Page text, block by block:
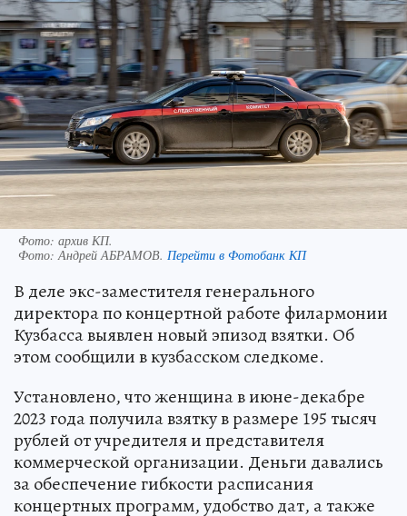
Фото: архив КП.
Фото:Андрей АБРАМОВ. Перейти в Фотобанк КП
В деле экс-заместителя генерального
директора по концертной работе филармонии
Кузбасса выявлен новый эпизод взятки. Об
этом сообщили в кузбасском следкоме.
Установлено, что женщина в июне-декабре
2023 года получила взятку в размере 195 тысяч
рублей от учредителя и представителя
коммерческой организации. Деньги давались
за обеспечение гибкости расписания
концертных программ, удобство дат, а также